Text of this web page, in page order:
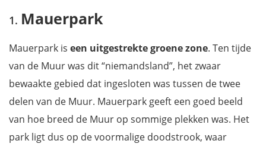
Mauerpark
Mauerpark is een uitgestrekte groene zone. Ten tijde
van de Muur was dit “niemandsland”, het zwaar
bewaakte gebied dat ingesloten was tussen de twee
delen van de Muur. Mauerpark geeft een goed beeld
van hoe breed de Muur op sommige plekken was. Het
park ligt dus op de voormalige doodstrook, waar